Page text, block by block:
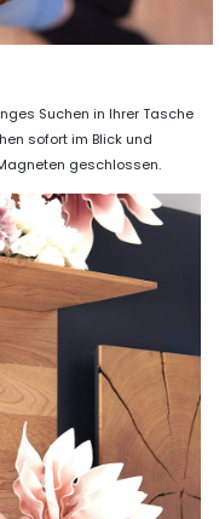
Suchen in Ihrer Tasche
sofort im Blick und
geschlossen.